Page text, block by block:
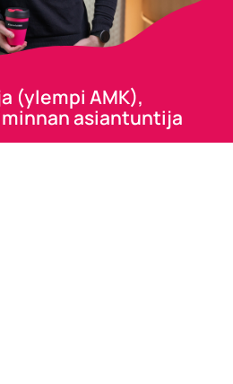
(ylempi AMK),
asiantuntija